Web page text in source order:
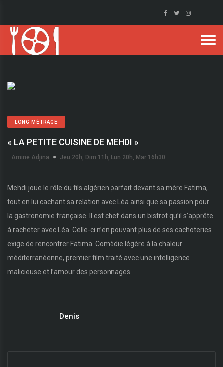
LONG MÉTRAGE
« LA PETITE CUISINE DE MEHDI »
Amine Adjina Jeu 20h, Dim 11h, Lun 20h, Mar 16h30
Mehdi joue le rôle du fils algérien parfait devant sa mère Fatima,
tout en lui cachant sa relation avec Léa ainsi que sa passion pour
la gastronomie française. Il est chef dans un bistrot qu’il s’apprête
à racheter avec Léa. Celle-ci n’en pouvant plus de ses cachoteries
exige de rencontrer Fatima. Comédie légère à la chaleur
méditerranéenne, premier film traité avec une intelligence
malicieuse et l’amour des personnages.
Denis